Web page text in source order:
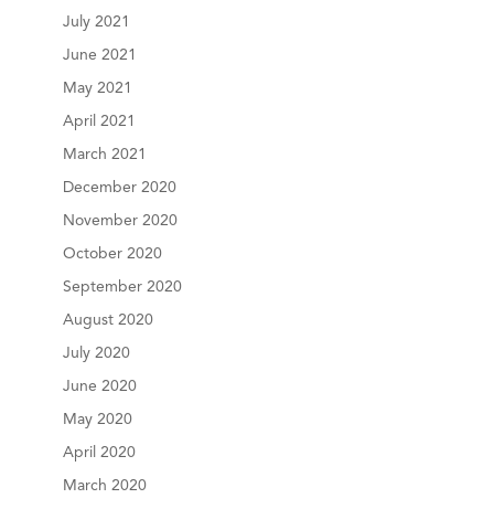
July 2021
June 2021
May 2021
April 2021
March 2021
December 2020
November 2020
October 2020
September 2020
August 2020
July 2020
June 2020
May 2020
April 2020
March 2020